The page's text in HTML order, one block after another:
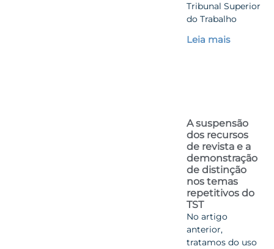
Tribunal Superior
do Trabalho
Leia mais
A suspensão
dos recursos
de revista e a
demonstração
de distinção
nos temas
repetitivos do
TST
No artigo
anterior,
tratamos do uso